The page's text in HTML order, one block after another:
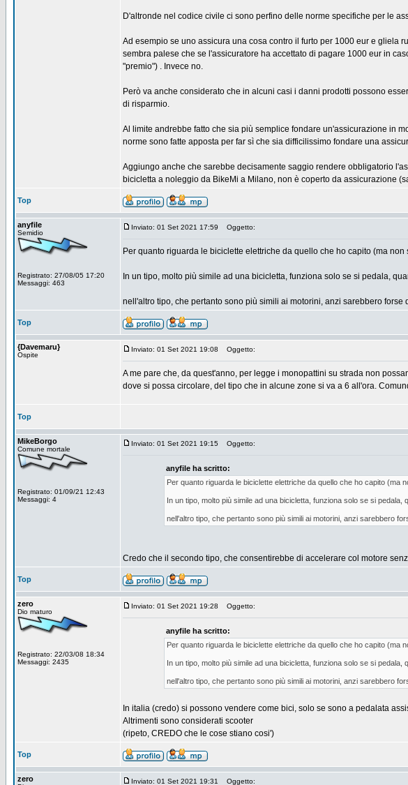
D'altronde nel codice civile ci sono perfino delle norme specifiche per le
Ad esempio se uno assicura una cosa contro il furto per 1000 eur e gliela
sembra palese che se l'assicuratore ha accettato di pagare 1000 eur in
"premio") . Invece no.
Però va anche considerato che in alcuni casi i danni prodotti possono
di risparmio.
Al limite andrebbe fatto che sia più semplice fondare un'assicurazione in
norme sono fatte apposta per far sì che sia difficilissimo fondare una
Aggiungo anche che sarebbe decisamente saggio rendere obbligatorio
bicicletta a noleggio da BikeMi a Milano, non è coperto da assicurazione
Top
anyfile
Semidio
Registrato: 27/08/05 17:20
Messaggi: 463
Inviato: 01 Set 2021 17:59 Oggetto:
Per quanto riguarda le biciclette elettriche da quello che ho capito (ma
In un tipo, molto più simile ad una bicicletta, funziona solo se si pedala,
nell'altro tipo, che pertanto sono più simili ai motorini, anzi sarebbero
Top
{Davemaru}
Ospite
Inviato: 01 Set 2021 19:08 Oggetto:
A me pare che, da quest'anno, per legge i monopattini su strada non
dove si possa circolare, del tipo che in alcune zone si va a 6 all'ora.
Top
MikeBorgo
Comune mortale
Registrato: 01/09/21 12:43
Messaggi: 4
Inviato: 01 Set 2021 19:15 Oggetto:
anyfile ha scritto:
Per quanto riguarda le biciclette elettriche da quello che ho capito (ma
In un tipo, molto più simile ad una bicicletta, funziona solo se si
nell'altro tipo, che pertanto sono più simili ai motorini, anzi sarebbero
Credo che il secondo tipo, che consentirebbe di accelerare col motore
Top
zero
Dio maturo
Registrato: 22/03/08 18:34
Messaggi: 2435
Inviato: 01 Set 2021 19:28 Oggetto:
anyfile ha scritto:
Per quanto riguarda le biciclette elettriche da quello che ho capito (ma
In un tipo, molto più simile ad una bicicletta, funziona solo se si
nell'altro tipo, che pertanto sono più simili ai motorini, anzi sarebbero
In italia (credo) si possono vendere come bici, solo se sono a pedalata
Altrimenti sono considerati scooter
(ripeto, CREDO che le cose stiano cosi')
Top
zero Inviato: 01 Set 2021 19:31 Oggetto: